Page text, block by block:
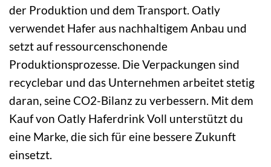
der Produktion und dem Transport. Oatly
verwendet Hafer aus nachhaltigem Anbau und
setzt auf ressourcenschonende
Produktionsprozesse. Die Verpackungen sind
recyclebar und das Unternehmen arbeitet stetig
daran, seine CO2-Bilanz zu verbessern. Mit dem
Kauf von Oatly Haferdrink Voll unterstützt du
eine Marke, die sich für eine bessere Zukunft
einsetzt.